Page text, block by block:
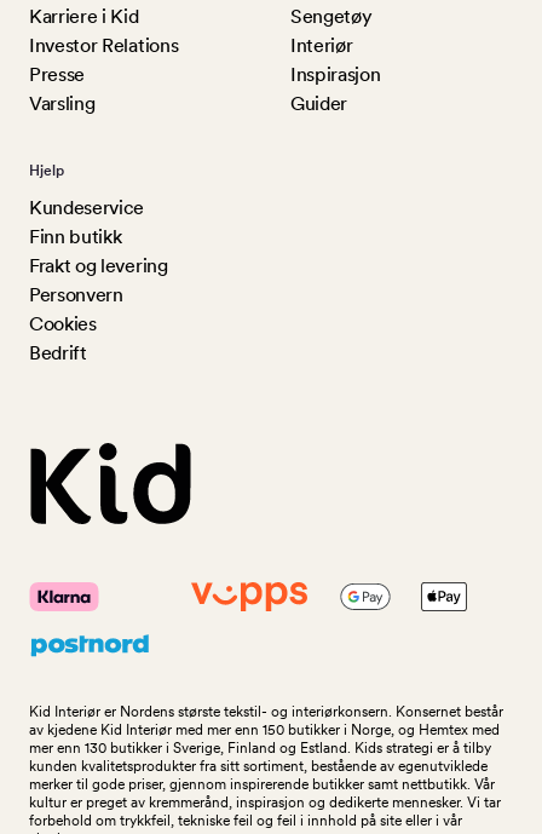
Karriere i Kid
Investor Relations
Presse
Varsling
Sengetøy
Interiør
Inspirasjon
Guider
Hjelp
Kundeservice
Finn butikk
Frakt og levering
Personvern
Cookies
Bedrift
Kid Interiør er Nordens største tekstil- og interiørkonsern. Konsernet består
av kjedene Kid Interiør med mer enn 150 butikker i Norge, og Hemtex med
mer enn 130 butikker i Sverige, Finland og Estland. Kids strategi er å tilby
kunden kvalitetsprodukter fra sitt sortiment, bestående av egenutviklede
merker til gode priser, gjennom inspirerende butikker samt nettbutikk. Vår
kultur er preget av kremmerånd, inspirasjon og dedikerte mennesker. Vi tar
forbehold om trykkfeil, tekniske feil og feil i innhold på site eller i vår